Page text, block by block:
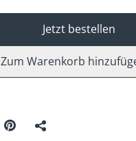
Jetzt bestellen
Zum Warenkorb